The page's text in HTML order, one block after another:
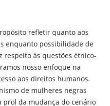
refletir quanto aos
enquanto possibilidade de
às questões étnico-
nosso enfoque na
aos direitos humanos.
de mulheres negras
prol da mudança do cenário